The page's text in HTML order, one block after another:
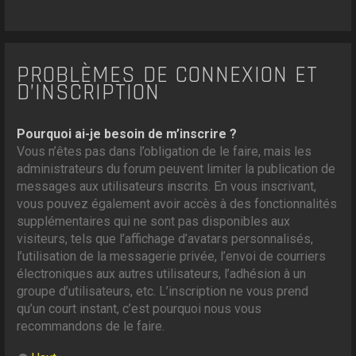
PROBLÈMES DE CONNEXION ET
D’INSCRIPTION
Pourquoi ai-je besoin de m’inscrire ?
Vous n’êtes pas dans l’obligation de le faire, mais les
administrateurs du forum peuvent limiter la publication de
messages aux utilisateurs inscrits. En vous inscrivant,
vous pouvez également avoir accès à des fonctionnalités
supplémentaires qui ne sont pas disponibles aux
visiteurs, tels que l’affichage d’avatars personnalisés,
l’utilisation de la messagerie privée, l’envoi de courriers
électroniques aux autres utilisateurs, l’adhésion à un
groupe d’utilisateurs, etc. L’inscription ne vous prend
qu’un court instant, c’est pourquoi nous vous
recommandons de le faire.